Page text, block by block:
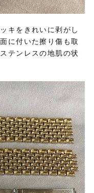
キをきれいに剥がし
に付いた擦り傷も取
テンレスの地肌の状